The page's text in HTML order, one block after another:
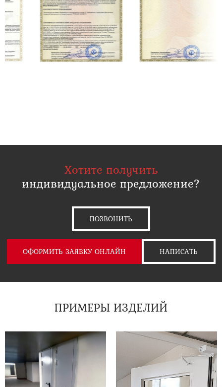
Хотите получить
индивидуальное предложение?
ПОЗВОНИТЬ
ОФОРМИТЬ ЗАЯВКУ ОНЛАЙН НАПИСАТЬ
ПРИМЕРЫ ИЗДЕЛИЙ